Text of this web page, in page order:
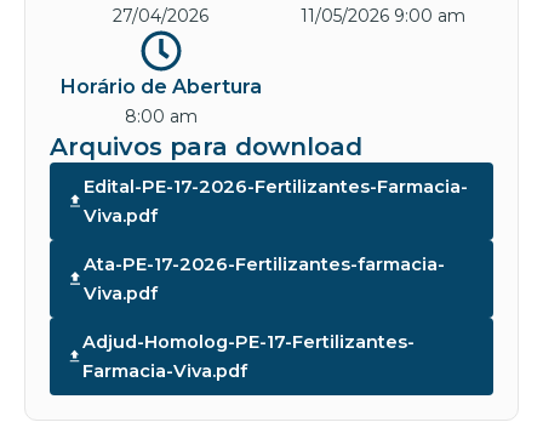
27/04/2026 11/05/2026 9:00 am
Horário de Abertura
8:00 am
Arquivos para download
Edital-PE-17-2026-Fertilizantes-Farmacia-
Viva.pdf
Ata-PE-17-2026-Fertilizantes-farmacia-
Viva.pdf
Adjud-Homolog-PE-17-Fertilizantes-
Farmacia-Viva.pdf